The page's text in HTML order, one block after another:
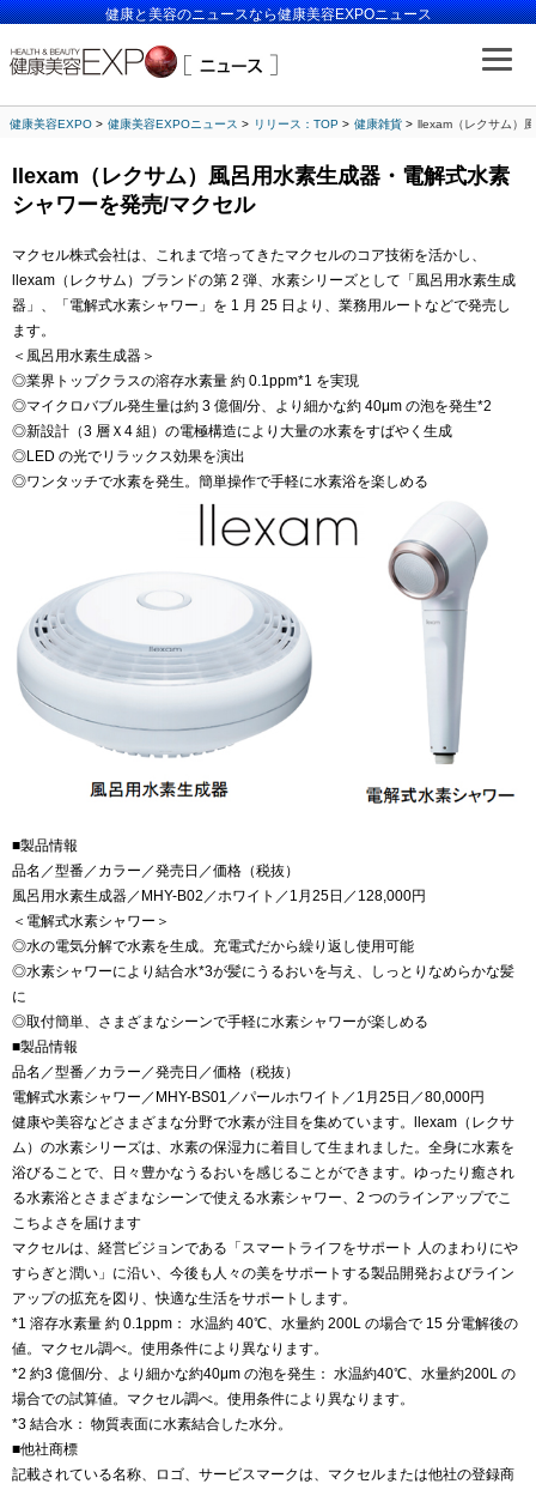
健康と美容のニュースなら健康美容EXPOニュース
健康美容EXPO 健康美容EXPOニュース リリース：TOP 健康雑貨 llexam（レクサム）
llexam（レクサム）風呂用水素生成器・電解式水素
シャワーを発売/マクセル
マクセル株式会社は、これまで培ってきたマクセルのコア技術を活かし、
llexam（レクサム）ブランドの第 2 弾、水素シリーズとして「風呂用水素生成
器」、「電解式水素シャワー」を 1 月 25 日より、業務用ルートなどで発売し
ます。
＜風呂用水素生成器＞
◎業界トップクラスの溶存水素量 約 0.1ppm*1 を実現
◎マイクロバブル発生量は約 3 億個/分、より細かな約 40μm の泡を発生*2
◎新設計（3 層Ｘ4 組）の電極構造により大量の水素をすばやく生成
◎LED の光でリラックス効果を演出
◎ワンタッチで水素を発生。簡単操作で手軽に水素浴を楽しめる
■製品情報
品名／型番／カラー／発売日／価格（税抜）
風呂用水素生成器／MHY-B02／ホワイト／1月25日／128,000円
＜電解式水素シャワー＞
◎水の電気分解で水素を生成。充電式だから繰り返し使用可能
◎水素シャワーにより結合水*3が髪にうるおいを与え、しっとりなめらかな髪
に
◎取付簡単、さまざまなシーンで手軽に水素シャワーが楽しめる
■製品情報
品名／型番／カラー／発売日／価格（税抜）
電解式水素シャワー／MHY-BS01／パールホワイト／1月25日／80,000円
健康や美容などさまざまな分野で水素が注目を集めています。llexam（レクサ
ム）の水素シリーズは、水素の保湿力に着目して生まれました。全身に水素を
浴びることで、日々豊かなうるおいを感じることができます。ゆったり癒され
る水素浴とさまざまなシーンで使える水素シャワー、2 つのラインアップでこ
こちよさを届けます
マクセルは、経営ビジョンである「スマートライフをサポート 人のまわりにや
すらぎと潤い」に沿い、今後も人々の美をサポートする製品開発およびライン
アップの拡充を図り、快適な生活をサポートします。
*1 溶存水素量 約 0.1ppm： 水温約 40℃、水量約 200L の場合で 15 分電解後の
値。マクセル調べ。使用条件により異なります。
*2 約3 億個/分、より細かな約40μm の泡を発生： 水温約40℃、水量約200L の
場合での試算値。マクセル調べ。使用条件により異なります。
*3 結合水： 物質表面に水素結合した水分。
■他社商標
記載されている名称、ロゴ、サービスマークは、マクセルまたは他社の登録商